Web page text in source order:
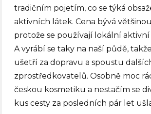
tradičním pojetím, co se týká
aktivních látek. Cena bývá
protože se používají lokální aktivní
A vyrábí se taky na naší půdě,
ušetří za dopravu a spoustu
zprostředkovatelů. Osobně moc
českou kosmetiku a nestačím se
kus cesty za posledních pár let